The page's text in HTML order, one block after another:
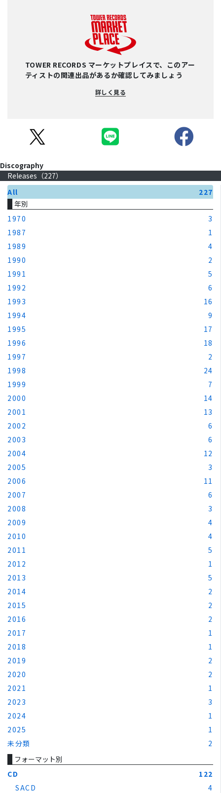
TOWER RECORDS マーケットプレイスで、このアー
ティストの関連出品があるか確認してみましょう
詳しく見る
Discography
Releases（227）
All
227
年別
1970
3
1987
1
1989
4
1990
2
1991
5
1992
6
1993
16
1994
9
1995
17
1996
18
1997
2
1998
24
1999
7
2000
14
2001
13
2002
6
2003
6
2004
12
2005
3
2006
11
2007
6
2008
3
2009
4
2010
4
2011
5
2012
1
2013
5
2014
2
2015
2
2016
2
2017
1
2018
1
2019
2
2020
2
2021
1
2023
3
2024
1
2025
1
未分類
2
フォーマット別
CD
122
SACD
4